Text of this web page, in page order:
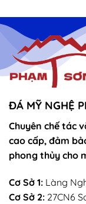
ĐÁ MỸ NGHỆ
Chuyên chế tác
cao cấp, đảm
phong thủy cho
Cơ Sở 1: Làng
Cơ Sở 2: 27CN6